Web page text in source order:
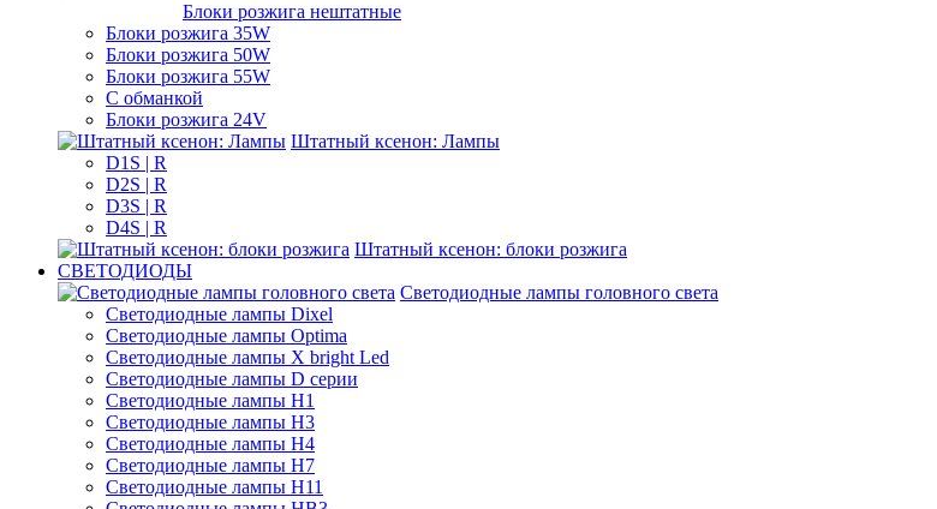
Блоки розжига нештатные
Блоки розжига 35W
Блоки розжига 50W
Блоки розжига 55W
С обманкой
Блоки розжига 24V
Штатный ксенон: Лампы
D1S | R
D2S | R
D3S | R
D4S | R
Штатный ксенон: блоки розжига
СВЕТОДИОДЫ
Светодиодные лампы головного света
Светодиодные лампы Dixel
Светодиодные лампы Optima
Светодиодные лампы X bright Led
Светодиодные лампы D серии
Светодиодные лампы H1
Светодиодные лампы H3
Светодиодные лампы H4
Светодиодные лампы H7
Светодиодные лампы H11